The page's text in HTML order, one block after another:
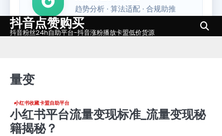
Skip抖音点赞购买
抖音粉丝24h自助平台-抖音涨粉播放卡盟低价货源
量变
小红书收藏卡盟自助平台
小红书平台流量变现标准_流量变现秘
籍揭秘？